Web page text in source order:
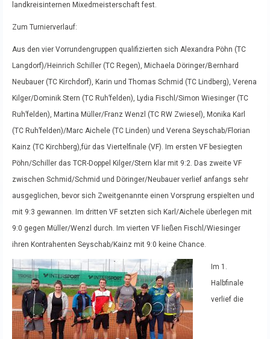
landkreisinternen Mixedmeisterschaft fest.
Zum Turnierverlauf:
Aus den vier Vorrundengruppen qualifizierten sich Alexandra Pöhn (TC
Langdorf)/Heinrich Schiller (TC Regen), Michaela Döringer/Bernhard
Neubauer (TC Kirchdorf), Karin und Thomas Schmid (TC Lindberg), Verena
Kilger/Dominik Stern (TC Ruh’felden), Lydia Fischl/Simon Wiesinger (TC
Ruh’felden), Martina Müller/Franz Wenzl (TC RW Zwiesel), Monika Karl
(TC Ruh’felden)/Marc Aichele (TC Linden) und Verena Seyschab/Florian
Kainz (TC Kirchberg),für das Viertelfinale (VF). Im ersten VF besiegten
Pöhn/Schiller das TCR-Doppel Kilger/Stern klar mit 9:2. Das zweite VF
zwischen Schmid/Schmid und Döringer/Neubauer verlief anfangs sehr
ausgeglichen, bevor sich Zweitgenannte einen Vorsprung erspielten und
mit 9:3 gewannen. Im dritten VF setzten sich Karl/Aichele überlegen mit
9:0 gegen Müller/Wenzl durch. Im vierten VF ließen Fischl/Wiesinger
ihren Kontrahenten Seyschab/Kainz mit 9:0 keine Chance.
Im 1.
Halbfinale
verlief die